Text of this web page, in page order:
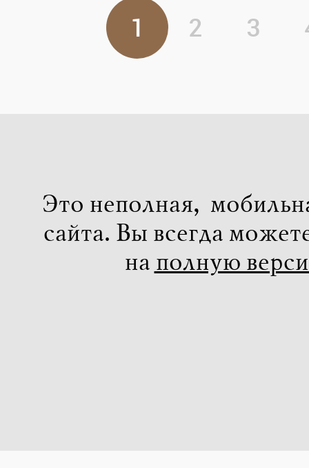
1 2 3
Это неполная,
сайта. Вы всегда
на полную